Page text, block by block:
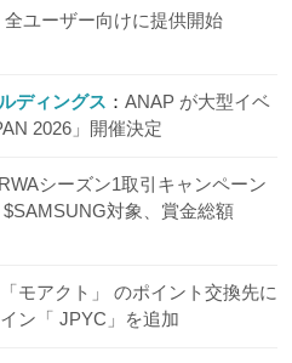
全ユーザー向けに提供開始
ディングス
ANAP が大型イベ
2026」開催決定
シーズン1取引キャンペーン
対象、賞金総額
「モアクト」 のポイント交換先に
ン「 JPYC」を追加